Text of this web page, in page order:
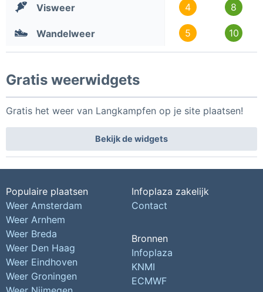
Visweer 4 8
Wandelweer 5 10
Gratis weerwidgets
Gratis het weer van Langkampfen op je site plaatsen!
Bekijk de widgets
Populaire plaatsen
Weer Amsterdam
Weer Arnhem
Weer Breda
Weer Den Haag
Weer Eindhoven
Weer Groningen
Infoplaza zakelijk
Contact
Bronnen
Infoplaza
KNMI
ECMWF